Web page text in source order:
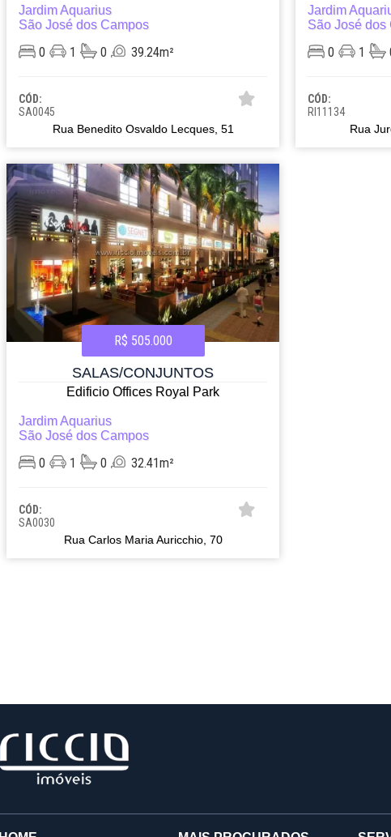
Jardim Aquarius
São José dos Campos
0 1 0 39.24m²
CÓD:
SA0045
Rua Benedito Osvaldo Lecques, 51
Jardim
São José dos
0 1
CÓD:
RI11134
Rua
R$ 505.000
SALAS/CONJUNTOS
Edificio Offices Royal Park
Jardim Aquarius
São José dos Campos
0 1 0 32.41m²
CÓD:
SA0030
Rua Carlos Maria Auricchio, 70